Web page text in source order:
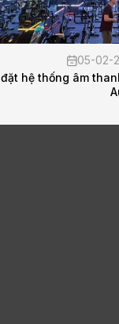
tập Gym - Long